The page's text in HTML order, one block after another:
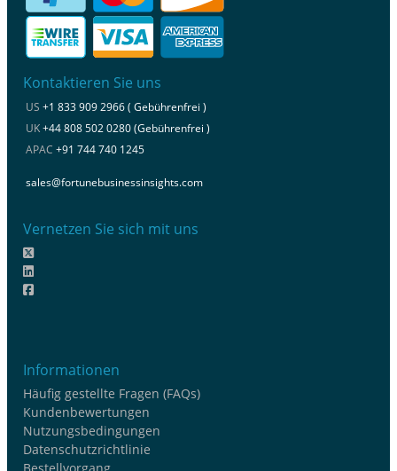
Kontaktieren Sie uns
US +1 833 909 2966 ( Gebührenfrei )
UK+44 808 502 0280 (Gebührenfrei )
APAC +91 744 740 1245
sales@fortunebusinessinsights.com
Vernetzen Sie sich mit uns
Informationen
Häufig gestellte Fragen (FAQs)
Kundenbewertungen
Nutzungsbedingungen
Datenschutzrichtlinie